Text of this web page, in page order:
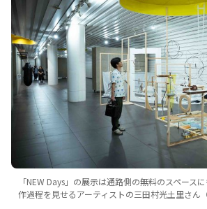
「NEW Days」の展示は通路側の無料のスペース
作過程を見せるアーティストの三田村光土里さん